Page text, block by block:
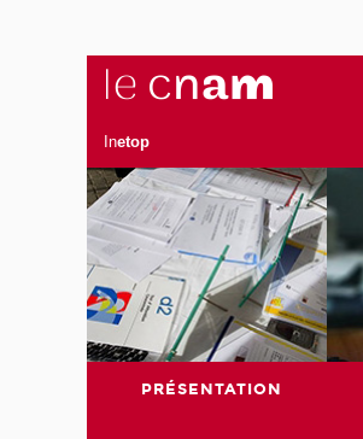
Inetop
PRÉSENTATION